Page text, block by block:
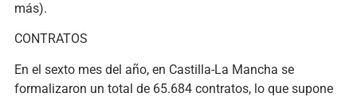
más).
CONTRATOS
En el sexto mes del año, en Castilla-La Mancha se
formalizaron un total de 65.684 contratos, lo que supone